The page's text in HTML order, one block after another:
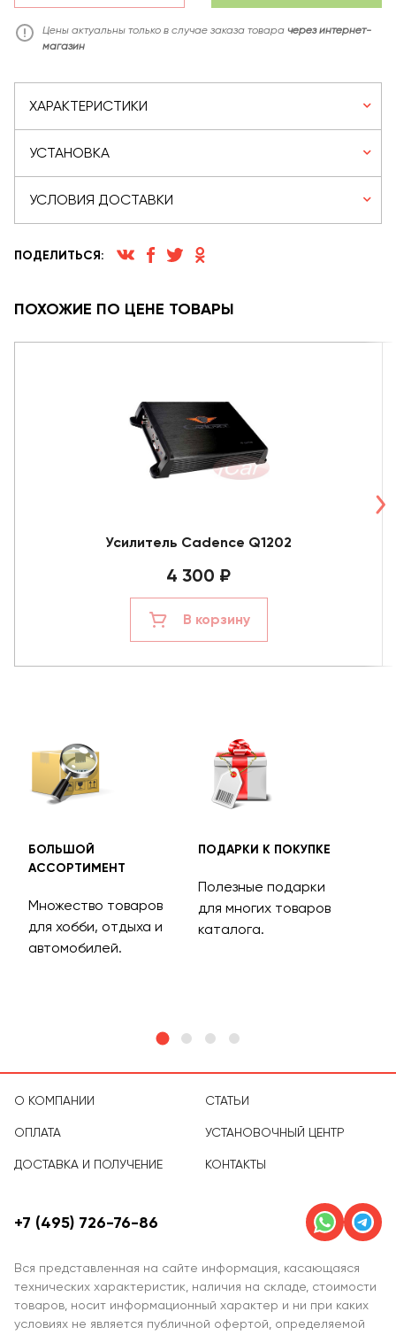
Цены актуальны только в случае заказа товара через интернет-
магазин
ХАРАКТЕРИСТИКИ
УСТАНОВКА
УСЛОВИЯ ДОСТАВКИ
ПОДЕЛИТЬСЯ:
ПОХОЖИЕ ПО ЦЕНЕ ТОВАРЫ
Усилитель Cadence Q1202
4 300 ₽
В корзину
БОЛЬШОЙ
АССОРТИМЕНТ
Множество товаров
для хобби, отдыха и
автомобилей.
ПОДАРКИ К ПОКУПКЕ
Полезные подарки
для многих товаров
каталога.
О КОМПАНИИ
ОПЛАТА
ДОСТАВКА И ПОЛУЧЕНИЕ
СТАТЬИ
УСТАНОВОЧНЫЙ ЦЕНТР
КОНТАКТЫ
Вся представленная на сайте информация, касающаяся
технических характеристик, наличия на складе, стоимости
товаров, носит информационный характер и ни при каких
условиях не является публичной офертой, определяемой
+7 (495) 726-76-86